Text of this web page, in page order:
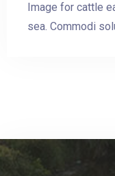
Image for cattle
sea. Commodi